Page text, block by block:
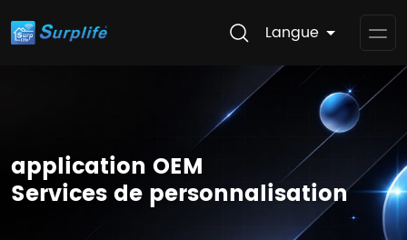
Langue
application OEM
Services de personnalisation